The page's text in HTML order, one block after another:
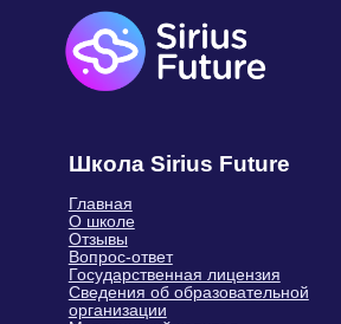
Политика обработки персональных
данных
Оферта
Карта
сайта
Пользовательское соглашение
© Sirius Future, 2026, Все права
Герасимюк Ольга Сергеевна
Юридический адрес: 143405,
Московская обл., г. Красногорск, ул.
Молодежная, д. 4
ИНН 502420673415 ·
ОГРНИП 321508100520589
Тел.: +7 (499) 283-63-78 · E-mail:
info@siriusfuture.ru